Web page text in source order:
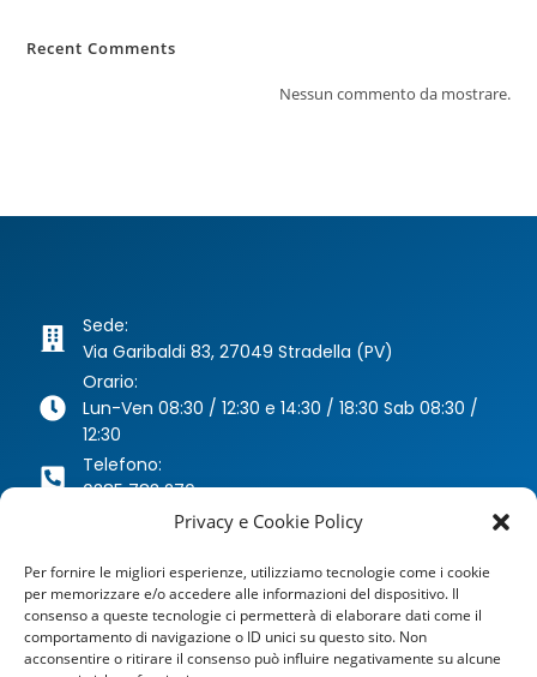
Privacy e Cookie Policy
Per fornire le migliori esperienze, utilizziamo tecnologie come i cookie
per memorizzare e/o accedere alle informazioni del dispositivo. Il
consenso a queste tecnologie ci permetterà di elaborare dati come il
comportamento di navigazione o ID unici su questo sito. Non
acconsentire o ritirare il consenso può influire negativamente su alcune
Recent Comments
Nessun commento da mostrare.
Sede:
Via Garibaldi 83, 27049 Stradella (PV)
Orario:
Lun-Ven 08:30 / 12:30 e 14:30 / 18:30 Sab 08:30 /
12:30
Telefono:
0385 783 270
Email:
agenzia@dragoniassicurazioni.it
PEC:
dragoniassicurazioni@pec.it